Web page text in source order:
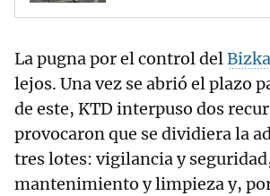
La pugna por el control del
lejos. Una vez se abrió el plazo
de este, KTD interpuso dos
provocaron que se dividiera la
tres lotes: vigilancia y
mantenimiento y limpieza y,